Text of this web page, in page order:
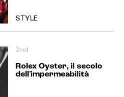
STYLE
2nd
Rolex Oyster, il secolo
dell'impermeabilità